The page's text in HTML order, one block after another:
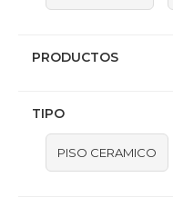
PRODUCTOS
TIPO
PISO CERAMICO